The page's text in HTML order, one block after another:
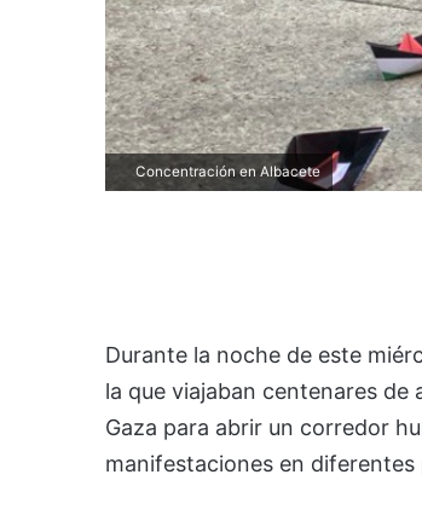
Concentración en Albacete
Durante la noche de este
la que viajaban centenares
Gaza para abrir un corredor
manifestaciones en